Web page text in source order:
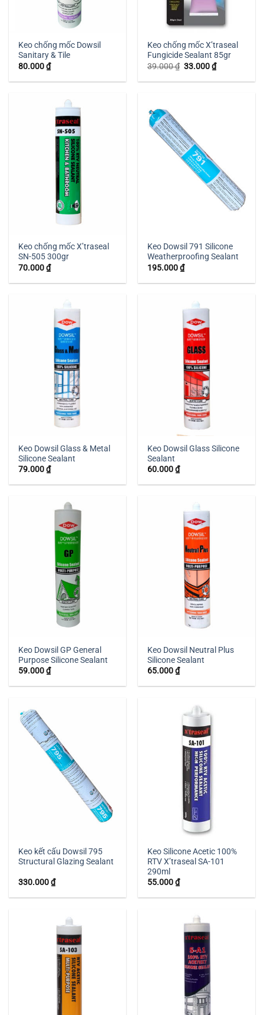
Keo chống mốc Dowsil
Sanitary & Tile
80.000₫
Keo chống mốc X’traseal
Fungicide Sealant 85gr
39.000₫ Giá
là:
33.000₫Giá
hiện
tại
Keo chống mốc X’traseal
SN-505 300gr
70.000₫
Keo Dowsil 791 Silicone
Weatherproofing Sealant
195.000₫
Keo Dowsil Glass & Metal
Silicone Sealant
79.000₫
Keo Dowsil Glass Silicone
Sealant
60.000₫
Keo Dowsil GP General
Purpose Silicone Sealant
59.000₫
Keo Dowsil Neutral Plus
Silicone Sealant
65.000₫
Keo kết cấu Dowsil 795
Structural Glazing Sealant
330.000₫
Keo Silicone Acetic 100%
RTV X’traseal SA-101
290ml
55.000₫